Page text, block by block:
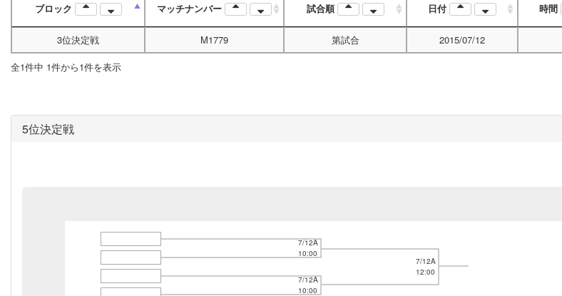
ブロック マッチナンバー 試合順 日付 時間
3位決定戦 M1779 第試合 2015/07/12
全1件中 1件から1件を表示
5位決定戦
7/12A
10:00
7/12A
12:00
7/12A
10:00